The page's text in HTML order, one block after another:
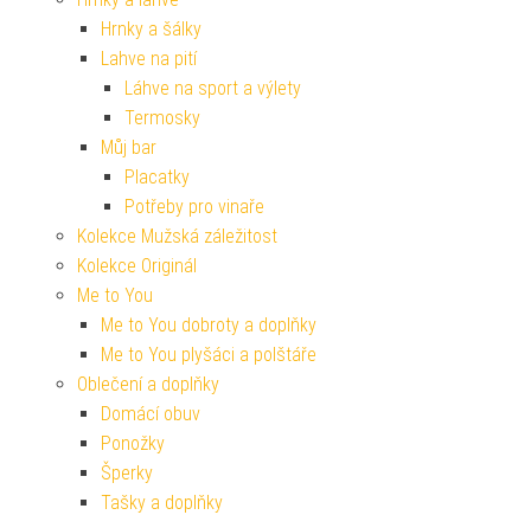
Hrnky a šálky
Lahve na pití
Láhve na sport a výlety
Termosky
Můj bar
Placatky
Potřeby pro vinaře
Kolekce Mužská záležitost
Kolekce Originál
Me to You
Me to You dobroty a doplňky
Me to You plyšáci a polštáře
Oblečení a doplňky
Domácí obuv
Ponožky
Šperky
Tašky a doplňky